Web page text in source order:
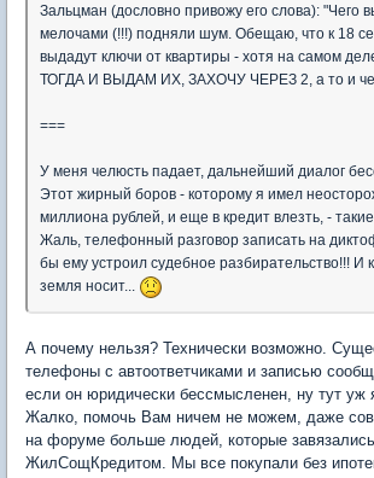
Зальцман (дословно привожу его слова): "Чего
мелочами (!!!) подняли шум. Обещаю, что к 18
выдадут ключи от квартиры - хотя на самом
ТОГДА И ВЫДАМ ИХ, ЗАХОЧУ ЧЕРЕЗ 2, а то и
===
У меня челюсть падает, дальнейший диалог
Этот жирный боров - которому я имел
миллиона рублей, и еще в кредит влезть, -
Жаль, телефонный разговор записать на
бы ему устроил судебное разбирательство!!! И
земля носит...
А почему нельзя? Технически возможно.
телефоны с автоответчиками и записью
если он юридически бессмысленен, ну тут уж
Жалко, помочь Вам ничем не можем, даже
на форуме больше людей, которые
ЖилСощКредитом. Мы все покупали без